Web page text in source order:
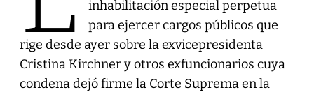
inhabilitación especial perpetua
para ejercer cargos públicos que
rige desde ayer sobre la exvicepresidenta
Cristina Kirchner y otros exfuncionarios cuya
condena dejó firme la Corte Suprema en la